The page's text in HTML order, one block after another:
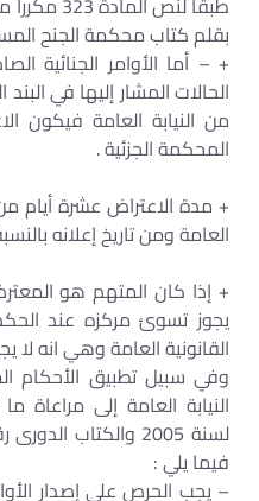
بقلم كتاب محكمة الجنح
+ – أما الأوامر الجنائية
الحالات المشار إليها في البند
من النيابة العامة فيكون
المحكمة الجزئية .
+ مدة الاعتراض عشرة أيام من
العامة ومن تاريخ إعلانه
+ إذا كان المتهم هو
يجوز تسوئ مركزه عند
القانونية العامة وهي انه لا
وفي سبيل تطبيق الأحكام
فيما يلي :
– يجب الحرص على إصدار